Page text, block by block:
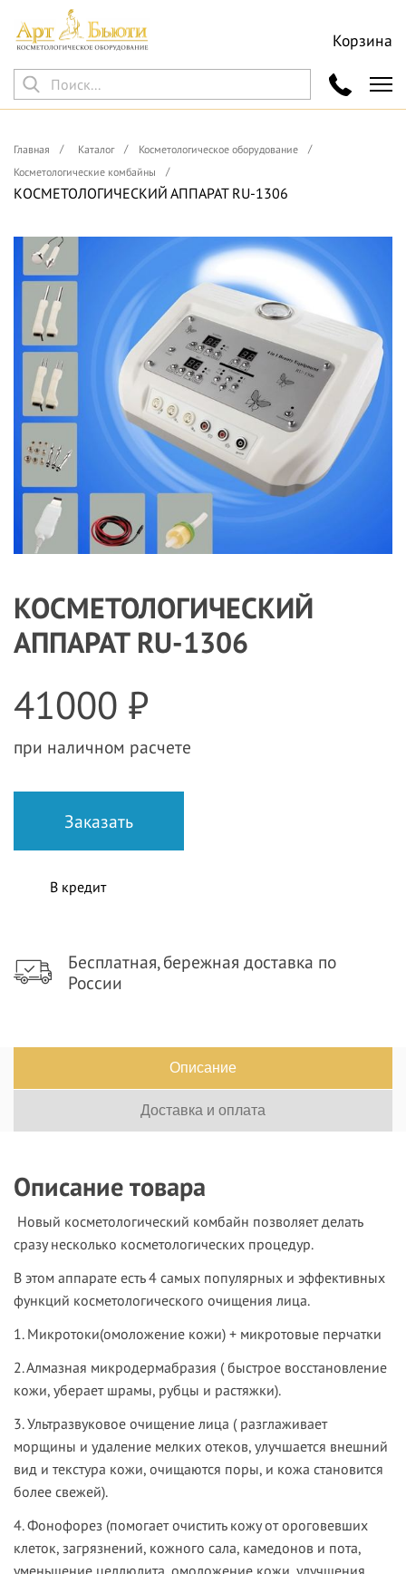
Корзина
Главная Каталог
Косметологическое оборудование
Косметологические комбайны
КОСМЕТОЛОГИЧЕСКИЙ АППАРАТ RU-1306
КОСМЕТОЛОГИЧЕСКИЙ
АППАРАТ RU-1306
41000 ₽
при наличном расчете
В кредит
Бесплатная, бережная доставка по
России
Описание
Доставка и оплата
Описание товара
Новый косметологический комбайн позволяет делать
сразу несколько косметологических процедур.
В этом аппарате есть 4 самых популярных и эффективных
функций косметологического очищения лица.
1. Микротоки(омоложение кожи) + микротовые перчатки
2. Алмазная микродермабразия ( быстрое восстановление
кожи, уберает шрамы, рубцы и растяжки).
3. Ультразвуковое очищение лица ( разглаживает
морщины и удаление мелких отеков, улучшается внешний
вид и текстура кожи, очищаются поры, и кожа становится
более свежей).
4. Фонофорез (помогает очистить кожу от ороговевших
клеток, загрязнений, кожного сала, камедонов и пота,